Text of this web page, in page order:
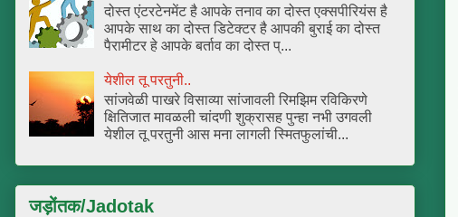
दोस्त एंटरटेनमेंट है आपके तनाव का दोस्त एक्सपीरियंस है
आपके साथ का दोस्त डिटेक्टर है आपकी बुराई का दोस्त
पैरामीटर हे आपके बर्ताव का दोस्त प्...
येशील तू परतुनी..
सांजवेळी पाखरे विसाव्या सांजावली रिमझिम रविकिरणे
क्षितिजात मावळली चांदणी शुक्रासह पुन्हा नभी उगवली
येशील तू परतुनी आस मना लागली स्मितफुलांची...
जड़ोंतक/Jadotak